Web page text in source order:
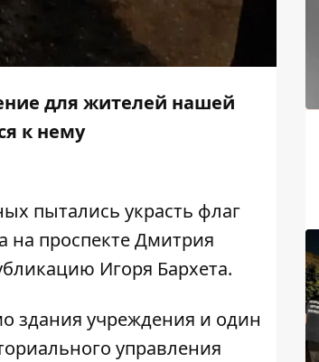
для жителей нашей
к нему
пытались украсть флаг
на проспекте Дмитрия
Игоря Бархета.
здания учреждения и один
управления